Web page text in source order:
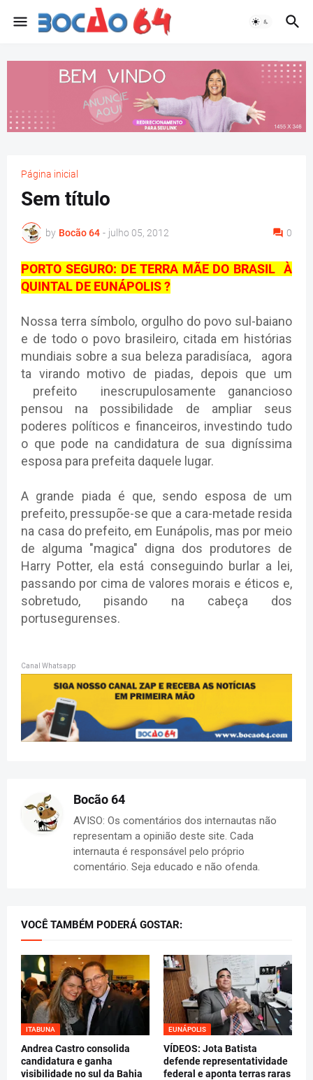
Página inicial
Sem título
by Bocão 64 - julho 05, 2012 0
PORTO SEGURO: DE TERRA MÃE DO BRASIL À
QUINTAL DE EUNÁPOLIS ?
Nossa terra símbolo, orgulho do povo sul-baiano
e de todo o povo brasileiro, citada em histórias
mundiais sobre a sua beleza paradisíaca, agora
ta virando motivo de piadas, depois que um
prefeito inescrupulosamente ganancioso
pensou na possibilidade de ampliar seus
poderes políticos e financeiros, investindo tudo
o que pode na candidatura de sua digníssima
esposa para prefeita daquele lugar.
A grande piada é que, sendo esposa de um
prefeito, pressupõe-se que a cara-metade resida
na casa do prefeito, em Eunápolis, mas por meio
de alguma "magica" digna dos produtores de
Harry Potter, ela está conseguindo burlar a lei,
passando por cima de valores morais e éticos e,
sobretudo, pisando na cabeça dos
portusegurenses.
Canal Whatsapp
Bocão 64
AVISO: Os comentários dos internautas não
representam a opinião deste site. Cada
internauta é responsável pelo próprio
comentário. Seja educado e não ofenda.
VOCÊ TAMBÉM PODERÁ GOSTAR:
ITABUNA
Andrea Castro consolida
candidatura e ganha
visibilidade no sul da Bahia
EUNÁPOLIS
VÍDEOS: Jota Batista
defende representatividade
federal e aponta terras raras